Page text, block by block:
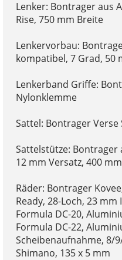
Lenker: Bontrager aus
Rise, 750 mm Breite
Lenkervorbau:
kompatibel, 7 Grad, 50
Lenkerband Griffe:
Nylonklemme
Sattel: Bontrager
Sattelstütze: Bontrager
12 mm Versatz, 400
Räder: Bontrager
Ready, 28-Loch, 23
Formula DC-20,
Formula DC-22,
Scheibenaufnahme, 8/
Shimano, 135 x 5 mm